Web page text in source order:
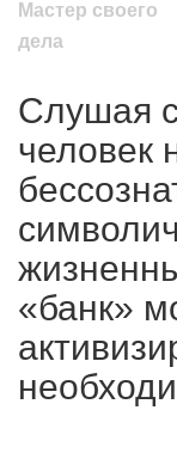
Мастер своего
дела
Слушая
человек
«банк»